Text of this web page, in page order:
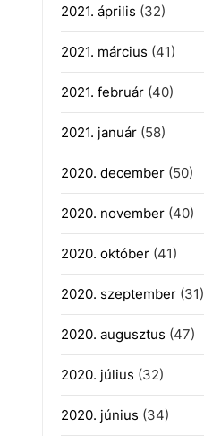
2021. április (32)
2021. március (41)
2021. február(40)
2021. január(58)
2020. december(50)
2020. november(40)
2020. október(41)
2020. szeptember(31)
2020. augusztus (47)
2020. július (32)
2020. június (34)